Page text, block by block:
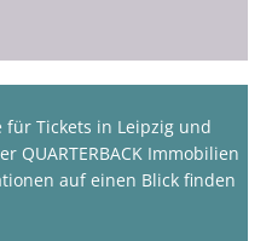
Tickets in Leipzig und
QUARTERBACK Immobilien
auf einen Blick finden